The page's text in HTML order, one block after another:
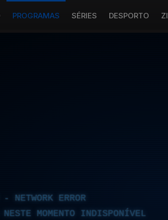
PROGRAMAS SÉRIES DESPORTO
NETWORK ERROR
MOMENTO INDISPONÍVEL